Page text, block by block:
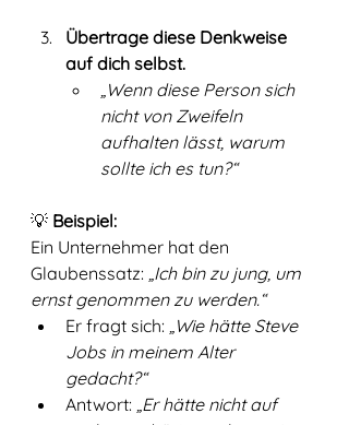
Übertrage diese Denkweise
auf dich selbst.
„Wenn diese Person sich
nicht von Zweifeln
aufhalten lässt, warum
sollte ich es tun?“
💡 Beispiel:
Ein Unternehmer hat den
Glaubenssatz: „Ich bin zu jung, um
ernst genommen zu werden.“
Er fragt sich:
„Wie hätte Steve
Jobs in meinem Alter
gedacht?“
Antwort: „Er hätte nicht auf